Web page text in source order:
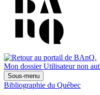
Mon dossier Utilisateur non
Sous-menu
Bibliographie du Québec